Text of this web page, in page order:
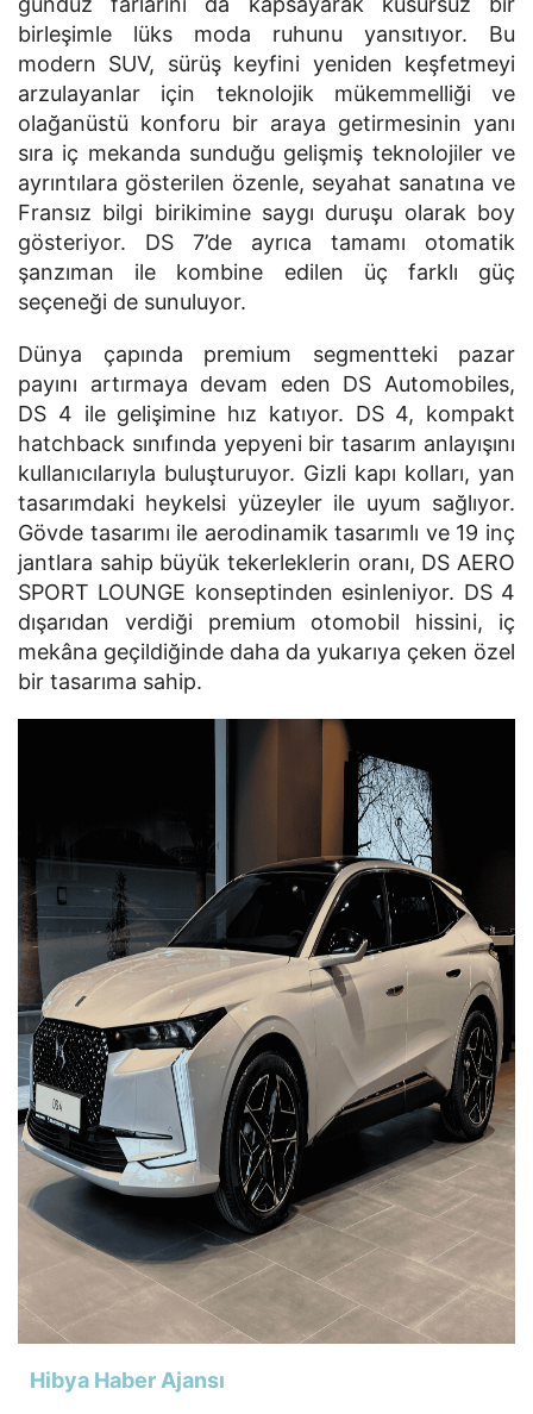
birleşimle lüks moda ruhunu yansıtıyor. Bu
modern SUV, sürüş keyfini yeniden keşfetmeyi
arzulayanlar için teknolojik mükemmelliği ve
olağanüstü konforu bir araya getirmesinin yanı
sıra iç mekanda sunduğu gelişmiş teknolojiler ve
ayrıntılara gösterilen özenle, seyahat sanatına ve
Fransız bilgi birikimine saygı duruşu olarak boy
gösteriyor. DS 7’de ayrıca tamamı otomatik
şanzıman ile kombine edilen üç farklı güç
seçeneği de sunuluyor.
Dünya çapında premium segmentteki pazar
payını artırmaya devam eden DS Automobiles,
DS 4 ile gelişimine hız katıyor. DS 4, kompakt
hatchback sınıfında yepyeni bir tasarım anlayışını
kullanıcılarıyla buluşturuyor. Gizli kapı kolları, yan
tasarımdaki heykelsi yüzeyler ile uyum sağlıyor.
Gövde tasarımı ile aerodinamik tasarımlı ve 19 inç
jantlara sahip büyük tekerleklerin oranı, DS AERO
SPORT LOUNGE konseptinden esinleniyor. DS 4
dışarıdan verdiği premium otomobil hissini, iç
mekâna geçildiğinde daha da yukarıya çeken özel
bir tasarıma sahip.
Hibya Haber Ajansı